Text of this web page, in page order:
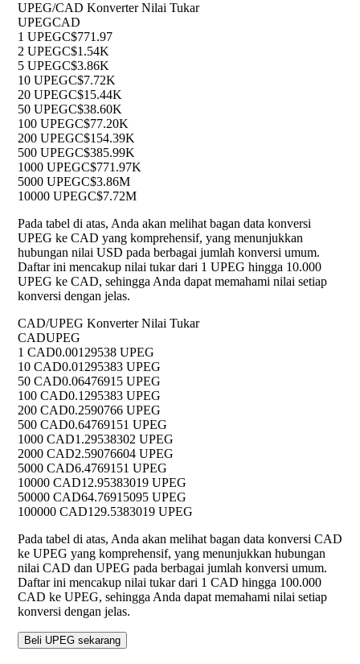
UPEG/CAD Konverter Nilai Tukar
UPEGCAD
1 UPEGC$771.97
2 UPEGC$1.54K
5 UPEGC$3.86K
10 UPEGC$7.72K
20 UPEGC$15.44K
50 UPEGC$38.60K
100 UPEGC$77.20K
200 UPEGC$154.39K
500 UPEGC$385.99K
1000 UPEGC$771.97K
5000 UPEGC$3.86M
10000 UPEGC$7.72M
Pada tabel di atas, Anda akan melihat bagan data konversi
UPEG ke CAD yang komprehensif, yang menunjukkan
hubungan nilai USD pada berbagai jumlah konversi umum.
Daftar ini mencakup nilai tukar dari 1 UPEG hingga 10.000
UPEG ke CAD, sehingga Anda dapat memahami nilai setiap
konversi dengan jelas.
CAD/UPEG Konverter Nilai Tukar
CADUPEG
1 CAD0.00129538 UPEG
10 CAD0.01295383 UPEG
50 CAD0.06476915 UPEG
100 CAD0.1295383 UPEG
200 CAD0.2590766 UPEG
500 CAD0.64769151 UPEG
1000 CAD1.29538302 UPEG
2000 CAD2.59076604 UPEG
5000 CAD6.4769151 UPEG
10000 CAD12.95383019 UPEG
50000 CAD64.76915095 UPEG
100000 CAD129.5383019 UPEG
Pada tabel di atas, Anda akan melihat bagan data konversi CAD
ke UPEG yang komprehensif, yang menunjukkan hubungan
nilai CAD dan UPEG pada berbagai jumlah konversi umum.
Daftar ini mencakup nilai tukar dari 1 CAD hingga 100.000
CAD ke UPEG, sehingga Anda dapat memahami nilai setiap
konversi dengan jelas.
Beli UPEG sekarang